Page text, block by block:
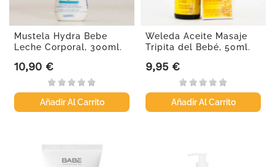
Mustela Hydra Bebe
Leche Corporal, 300ml.
Precio
10,90 €
Añadir Al Carrito
Weleda Aceite Masaje
Tripita del Bebé, 50ml.
Precio
9,95 €
Añadir Al Carrito